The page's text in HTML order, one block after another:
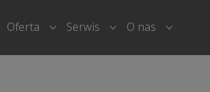
for "Modele"
Oferta Submenu for "Oferta"
Serwis Submenu for
O nas